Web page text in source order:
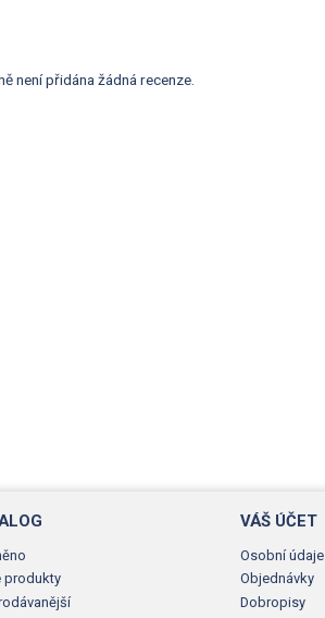
není přidána žádná recenze.
produkty
VÁŠ ÚČET
Osobní údaje
Objednávky
Dobropisy